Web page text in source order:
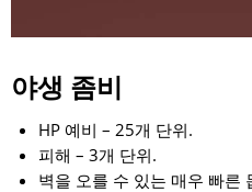
야생 좀비
HP 예비 – 25개 단위.
피해 – 3개 단위.
벽을 오를 수 있는 매우 빠른